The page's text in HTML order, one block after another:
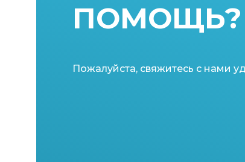
ПОМОЩЬ?
Пожалуйста, свяжитесь с нами